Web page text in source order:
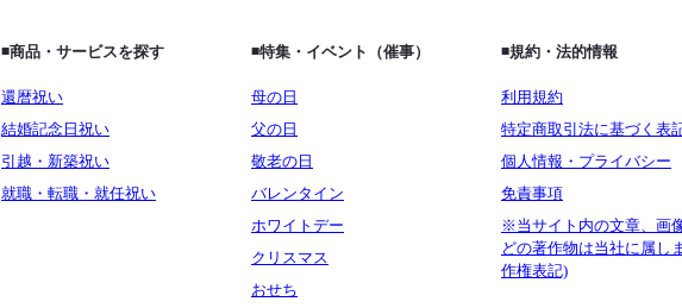
◾️商品・サービスを探す
還暦祝い
結婚記念日祝い
引越・新築祝い
就職・転職・就任祝い
◾️特集・イベント（催事）
母の日
父の日
敬老の日
バレンタイン
ホワイトデー
クリスマス
おせち
◾️規約・法的情報
利用規約
特定商取引法に基づく表
個人情報・プライバシー
免責事項
※当サイト内の文章、画
どの著作物は当社に属し
作権表記)